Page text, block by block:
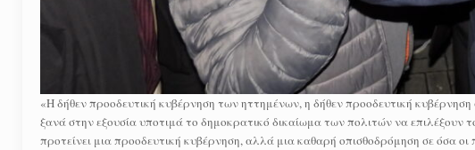
«Η δήθεν προοδευτική κυβέρνηση των ηττημένων, η δήθεν προοδευτική
ξανά στην εξουσία υποτιμά το δημοκρατικό δικαίωμα των πολιτών να
προτείνει μια προοδευτική κυβέρνηση, αλλά μια καθαρή οπισθοδρόμηση σε όσα